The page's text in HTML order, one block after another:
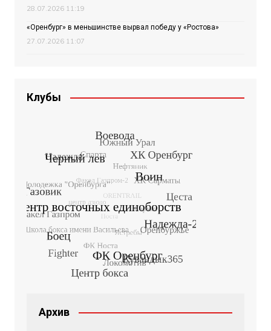
28.07.2026 11:19
«Оренбург» в меньшинстве вырвал победу у «Ростова»
27.07.2026 11:07
Клубы
Архив